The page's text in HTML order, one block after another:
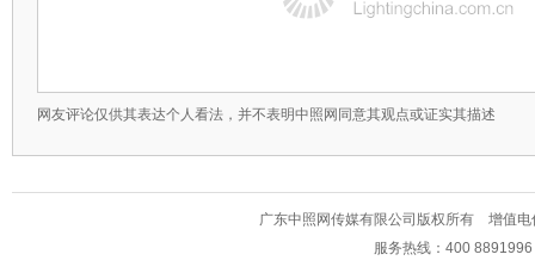
网友评论仅供其表达个人看法，并不表明中照网同意其观点或证实其描述
广东中照网传媒有限公司版权所有 增值
服务热线：400 8891996